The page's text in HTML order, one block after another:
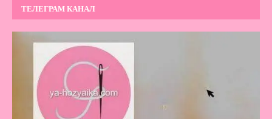
ТЕЛЕГРАМ КАНАЛ